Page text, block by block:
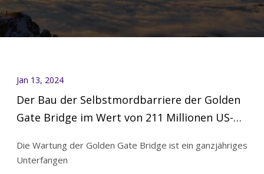
Jan 13, 2024
Der Bau der Selbstmordbarriere der Golden
Gate Bridge im Wert von 211 Millionen US-
Die Wartung der Golden Gate Bridge ist ein ganzjähriges
Unterfangen